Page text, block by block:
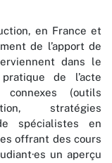
en France et
de l’apport de
dans le
de l’acte
(outils
stratégies
spécialistes en
offrant des cours
un aperçu